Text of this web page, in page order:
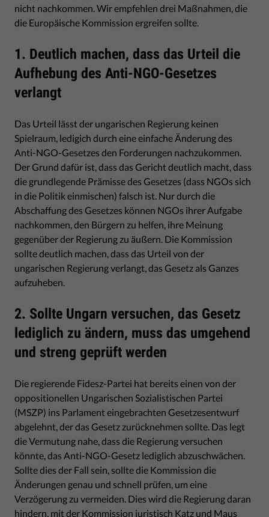
nicht nachkommen. Wir empfehlen drei Maßnahmen, die
die Europäische Kommission ergreifen sollte.
1. Deutlich machen, dass das Urteil die
Aufhebung des Anti-NGO-Gesetzes
verlangt
Das Urteil lässt der ungarischen Regierung keinen
Spielraum, ledigich durch eine einfache Änderung des
Anti-NGO-Gesetzes den Forderungen nachzukommen.
Der Grund dafür ist, dass das Gericht deutlich macht, dass
die grundlegende Prämisse des Gesetzes (dass NGOs sich
in die Politik einmischen) falsch ist. Nur durch die
Abschaffung des Gesetzes können NGOs ihrer Aufgabe
nachkommen, den Bürgern zu helfen, ihre Meinung
gegenüber der Regierung zu äußern. Die Kommission
sollte deutlich machen, dass das Urteil von der
ungarischen Regierung verlangt, das Gesetz als Ganzes
aufzuheben.
2. Sollte Ungarn versuchen, das Gesetz
lediglich zu ändern, muss das umgehend
und streng geprüft werden
Die regierende Fidesz-Partei hat bereits einen von der
oppositionellen Ungarischen Sozialistischen Partei
(MSZP) ins Parlament eingebrachten Gesetzesentwurf
abgelehnt, der das Gesetz zurücknehmen sollte. Das legt
die Vermutung nahe, dass die Regierung versuchen
könnte, das Anti-NGO-Gesetz lediglich abzuschwächen.
Sollte dies der Fall sein, sollte die Kommission die
Änderungen genau und schnell prüfen, um eine
Verzögerung zu vermeiden. Dies wird die Regierung daran
hindern, mit der Kommission juristisch Katz und Maus